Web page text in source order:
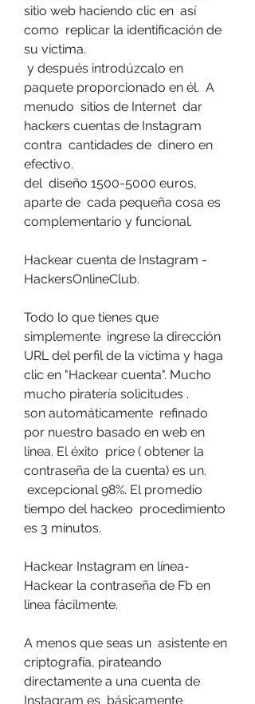
sitio web haciendo clic en  así
como  replicar la identificación de
su víctima.
paquete proporcionado en él.  A
menudo  sitios de Internet  dar
hackers cuentas de Instagram
contra  cantidades de  dinero en
efectivo.
del  diseño 1500-5000 euros,
aparte de  cada pequeña cosa es
complementario y funcional.
Hackear cuenta de Instagram -
HackersOnlineClub.
Todo lo que tienes que
simplemente  ingrese la dirección
URL del perfil de la víctima y haga
clic en "Hackear cuenta". Mucho
mucho piratería solicitudes .
son automáticamente  refinado
por nuestro basado en web en
linea. El éxito  price ( obtener la
contraseña de la cuenta) es un.
tiempo del hackeo  procedimiento
es 3 minutos.
Hackear Instagram en línea-
Hackear la contraseña de Fb en
línea fácilmente.
A menos que seas un  asistente en
criptografía, pirateando
directamente a una cuenta de
Instagram es  básicamente